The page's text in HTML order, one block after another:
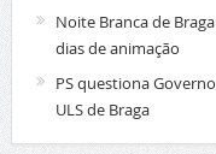
Noite Branca de
dias de animação
PS questiona
ULS de Braga